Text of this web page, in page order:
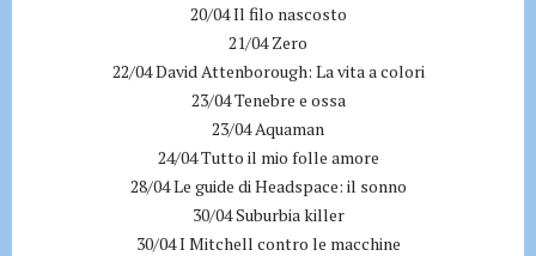
20/04 Il filo nascosto
21/04 Zero
22/04 David Attenborough: La vita a colori
23/04 Tenebre e ossa
23/04 Aquaman
24/04 Tutto il mio folle amore
28/04 Le guide di Headspace: il sonno
30/04 Suburbia killer
30/04 I Mitchell contro le macchine